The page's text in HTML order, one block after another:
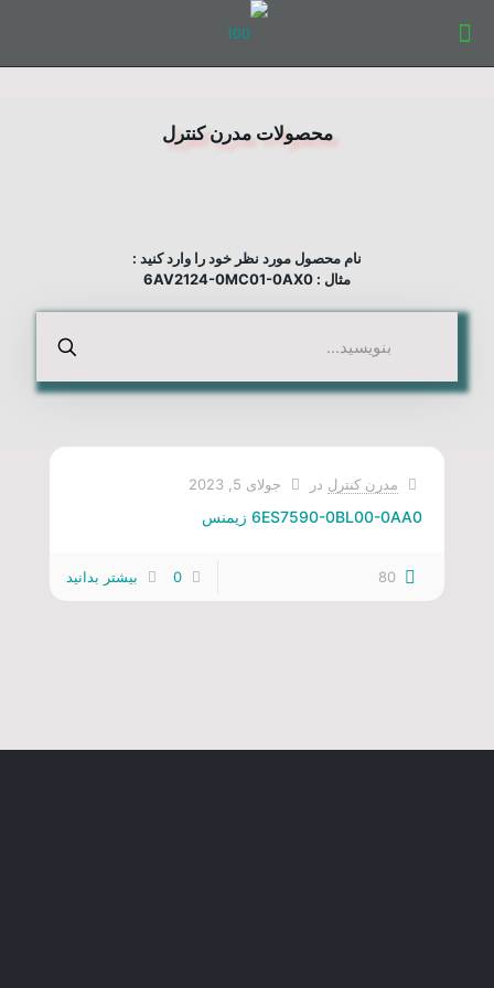
محصولات مدرن کنترل
نام محصول مورد نظر خود را وارد کنید :
مثال : 6AV2124-0MC01-0AX0
مدرن کنترل در جولای 5, 2023
6ES7590-0BL00-0AA0 زیمنس
80
0 بیشتر بدانید